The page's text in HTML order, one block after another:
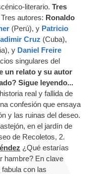
literario. Tres
Tres autores: Ronaldo
(Perú), y Patricio
Cruz (Cuba),
y Daniel Freire
singulares del
un relato y su autor
Sigue leyendo...
real y fallida de
confesión que ensaya
y las ruinas del deseo.
en el jardín de
de Recoletos, 2.
¿Qué estarías
hambre? En clave
con las